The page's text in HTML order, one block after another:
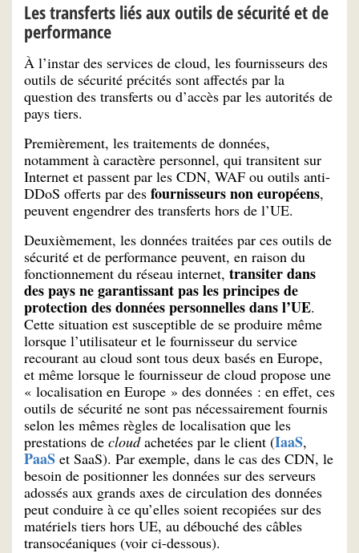
Les transferts liés aux outils de sécurité et de
performance
À l’instar des services de cloud, les fournisseurs des
outils de sécurité précités sont affectés par la
question des transferts ou d’accès par les autorités de
pays tiers.
Premièrement, les traitements de données,
notamment à caractère personnel, qui transitent sur
Internet et passent par les CDN, WAF ou outils anti-
DDoS offerts par des fournisseurs non européens,
peuvent engendrer des transferts hors de l’UE.
Deuxièmement, les données traitées par ces outils de
sécurité et de performance peuvent, en raison du
fonctionnement du réseau internet, transiter dans
des pays ne garantissant pas les principes de
protection des données personnelles dans l’UE.
Cette situation est susceptible de se produire même
lorsque l’utilisateur et le fournisseur du service
recourant au cloud sont tous deux basés en Europe,
et même lorsque le fournisseur de cloud propose une
« localisation en Europe » des données : en effet, ces
outils de sécurité ne sont pas nécessairement fournis
selon les mêmes règles de localisation que les
prestations de cloudachetées par le client (IaaS,
PaaS et SaaS). Par exemple, dans le cas des CDN, le
besoin de positionner les données sur des serveurs
adossés aux grands axes de circulation des données
peut conduire à ce qu’elles soient recopiées sur des
matériels tiers hors UE, au débouché des câbles
transocéaniques (voir ci-dessous).